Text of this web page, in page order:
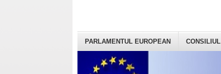
PARLAMENTUL EUROPEAN